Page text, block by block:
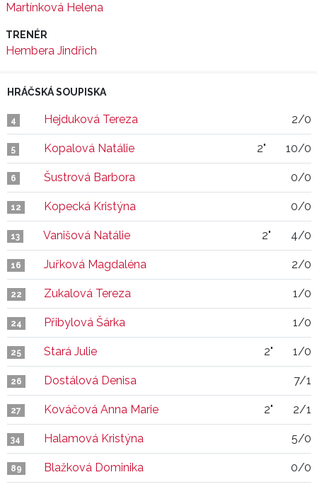
Martínková Helena
TRENÉR
Hembera Jindřich
HRÁČSKÁ SOUPISKA
4 Hejduková Tereza 2/0
5 Kopalová Natálie 2" 10/0
6 Šustrová Barbora 0/0
12 Kopecká Kristýna 0/0
13 Vanišová Natálie 2" 4/0
16 Juřková Magdaléna 2/0
22 Zukalová Tereza 1/0
24 Přibylová Šárka 1/0
25 Stará Julie 2" 1/0
26 Dostálová Denisa 7/1
27 Kováčová Anna Marie 2" 2/1
34 Halamová Kristýna 5/0
89 Blažková Dominika 0/0